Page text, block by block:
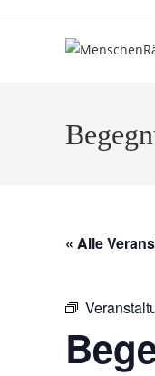
« Alle